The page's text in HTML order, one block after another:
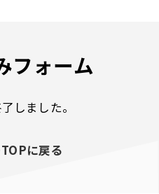
フォーム
しました。
に戻る